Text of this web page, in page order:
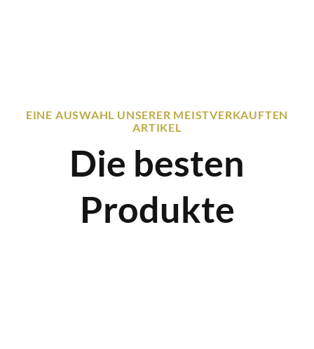
EINE AUSWAHL UNSERER MEISTVERKAUFTEN
ARTIKEL
Die besten
Produkte